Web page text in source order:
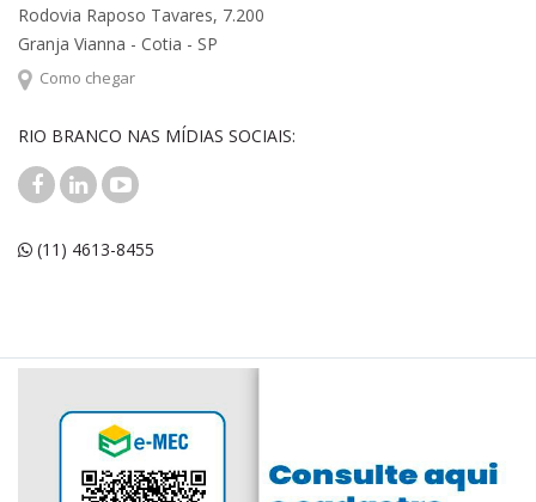
Rodovia Raposo Tavares, 7.200
Granja Vianna - Cotia - SP
Como chegar
RIO BRANCO NAS MÍDIAS SOCIAIS:
(11) 4613-8455